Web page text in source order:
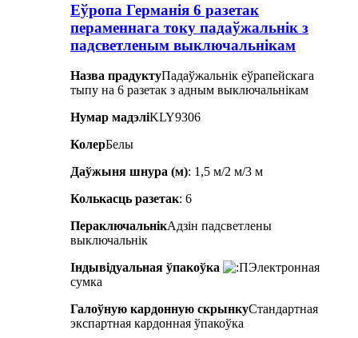
Еўропа Германія 6 разетак
пераменнага току падаўжальнік з
падсветленым выключальнікам
Назва прадуктуПадаўжальнік еўрапейскага
тыпу на 6 разетак з адным выключальнікам
Нумар мадэліKLY9306
КолерБелы
Даўжыня шнура (м): 1,5 м/2 м/3 м
Колькасць разетак: 6
ПераключальнікАдзін падсветлены
выключальнік
Індывідуальная ўпакоўка
Электронная
сумка
Галоўную кардонную скрынкуСтандартная
экспартная кардонная ўпакоўка